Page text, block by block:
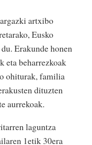
artxibo
Eusko
Erakunde honen
eta beharrezkoak
ohiturak, familia
dituzten
aurrekoak.
laguntza
1etik 30era